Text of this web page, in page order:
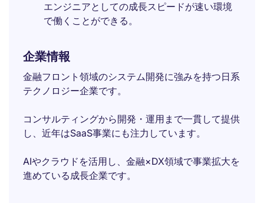
エンジニアとしての成長スピードが速い環境
で働くことができる。
企業情報
金融フロント領域のシステム開発に強みを持つ日系
テクノロジー企業です。
コンサルティングから開発・運用まで一貫して提供
し、近年はSaaS事業にも注力しています。
AIやクラウドを活用し、金融×DX領域で事業拡大を
進めている成長企業です。